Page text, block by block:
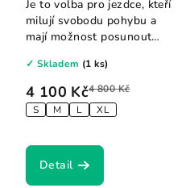
4 100 Kč4 800 Kč
S
M L XL
✓ Skladem (1 ks)
Detail
Je to volba pro jezdce, kteří
milují svobodu pohybu a
mají možnost posunout